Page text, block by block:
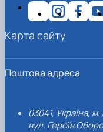
Поштова адреса
03041, Україна, м.
вул. Героїв
Карта сайту